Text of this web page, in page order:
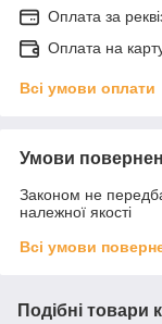
Оплата за
Оплата на
Всі умови оплати
Умови
Законом не
належної якості
Всі умови
Подібні товари